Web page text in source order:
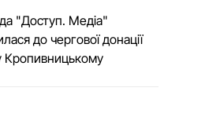
"Доступ. Медіа"
до чергової донації
Кропивницькому